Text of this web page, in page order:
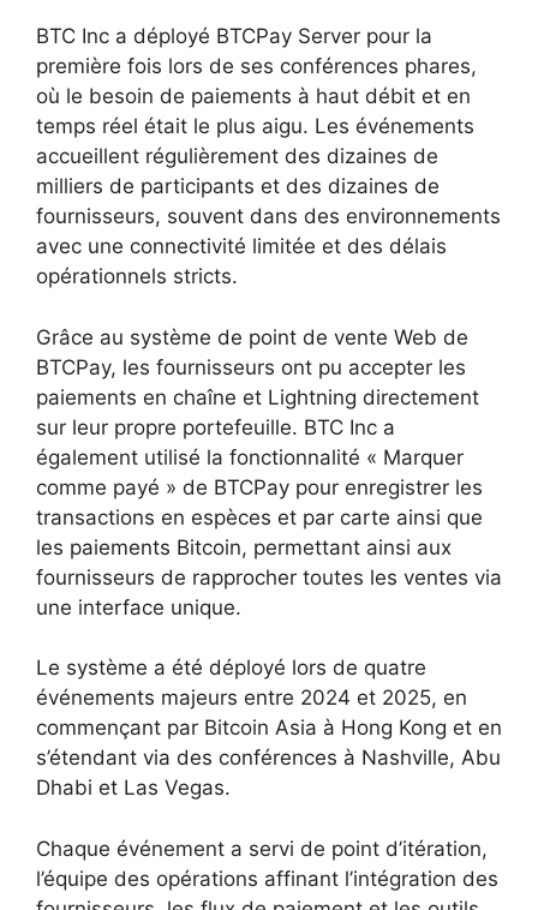
BTC Inc a déployé BTCPay Server pour la
première fois lors de ses conférences phares,
où le besoin de paiements à haut débit et en
temps réel était le plus aigu. Les événements
accueillent régulièrement des dizaines de
milliers de participants et des dizaines de
fournisseurs, souvent dans des environnements
avec une connectivité limitée et des délais
opérationnels stricts.
Grâce au système de point de vente Web de
BTCPay, les fournisseurs ont pu accepter les
paiements en chaîne et Lightning directement
sur leur propre portefeuille. BTC Inc a
également utilisé la fonctionnalité « Marquer
comme payé » de BTCPay pour enregistrer les
transactions en espèces et par carte ainsi que
les paiements Bitcoin, permettant ainsi aux
fournisseurs de rapprocher toutes les ventes via
une interface unique.
Le système a été déployé lors de quatre
événements majeurs entre 2024 et 2025, en
commençant par Bitcoin Asia à Hong Kong et en
s’étendant via des conférences à Nashville, Abu
Dhabi et Las Vegas.
Chaque événement a servi de point d’itération,
l’équipe des opérations affinant l’intégration des